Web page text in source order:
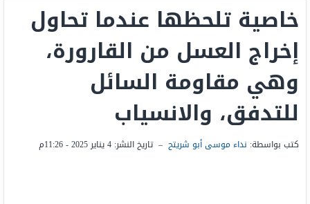
خاصية تلحظها عندما تحاول
إخراج العسل من القارورة،
وهي مقاومة السائل
للتدفق، والانسياب
كتب بواسطة: نداء موسى أبو شريتح – تاريخ النشر: 4 يناير 2025 - 11:26م